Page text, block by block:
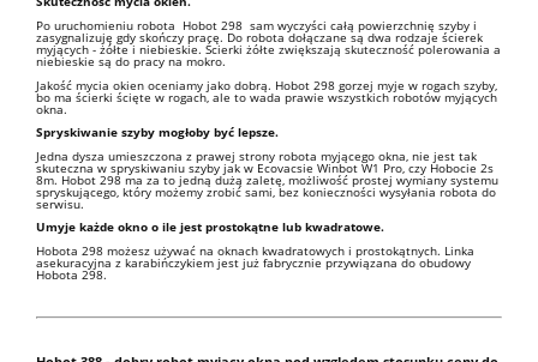
Po uruchomieniu robota Hobot 298 sam wyczyści całą powierzchnię szyby i
zasygnalizuję gdy skończy pracę. Do robota dołączane są dwa rodzaje ścierek
myjących - żółte i niebieskie. Ścierki żółte zwiększają skuteczność polerowania a
niebieskie są do pracy na mokro.
Jakość mycia okien oceniamy jako dobrą. Hobot 298 gorzej myje w rogach szyby,
bo ma ścierki ścięte w rogach, ale to wada prawie wszystkich robotów myjących
okna.
Spryskiwanie szyby mogłoby być lepsze.
Jedna dysza umieszczona z prawej strony robota myjącego okna, nie jest tak
skuteczna w spryskiwaniu szyby jak w Ecovacsie Winbot W1 Pro, czy Hobocie 2s
8m. Hobot 298 ma za to jedną dużą zaletę, możliwość prostej wymiany systemu
spryskującego, który możemy zrobić sami, bez konieczności wysyłania robota do
serwisu.
Umyje każde okno o ile jest prostokątne lub kwadratowe.
Hobota 298 możesz używać na oknach kwadratowych i prostokątnych. Linka
asekuracyjna z karabińczykiem jest już fabrycznie przywiązana do obudowy
Hobota 298.